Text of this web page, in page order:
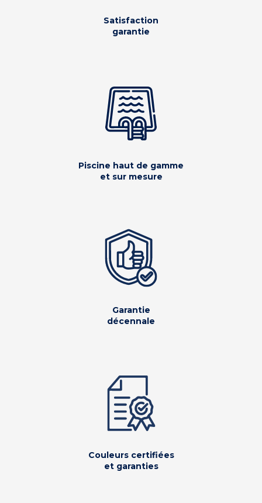
Satisfaction
garantie
Piscine haut de gamme
et sur mesure
Garantie
décennale
Couleurs certifiées
et garanties